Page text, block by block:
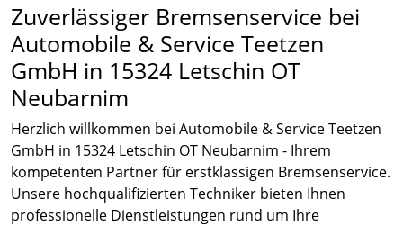
Zuverlässiger Bremsenservice bei
Automobile & Service Teetzen
GmbH in 15324 Letschin OT
Neubarnim
Herzlich willkommen bei Automobile & Service Teetzen
GmbH in 15324 Letschin OT Neubarnim - Ihrem
kompetenten Partner für erstklassigen Bremsenservice.
Unsere hochqualifizierten Techniker bieten Ihnen
professionelle Dienstleistungen rund um Ihre